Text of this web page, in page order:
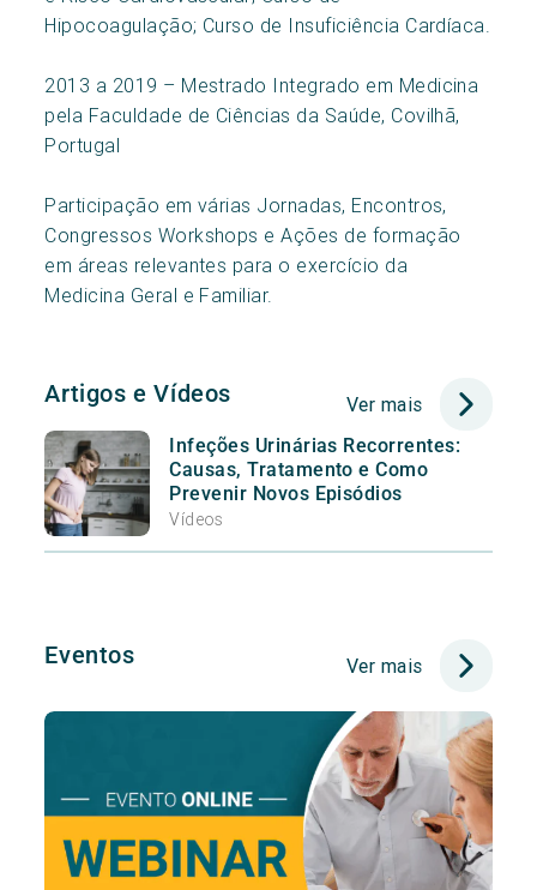
Hipocoagulação; Curso de Insuficiência Cardíaca.
2013 a 2019 – Mestrado Integrado em Medicina
pela Faculdade de Ciências da Saúde, Covilhã,
Portugal
Participação em várias Jornadas, Encontros,
Congressos Workshops e Ações de formação
em áreas relevantes para o exercício da
Medicina Geral e Familiar.
Artigos e Vídeos Ver mais
Infeções Urinárias Recorrentes:
Causas, Tratamento e Como
Prevenir Novos Episódios
Vídeos
Eventos Ver mais